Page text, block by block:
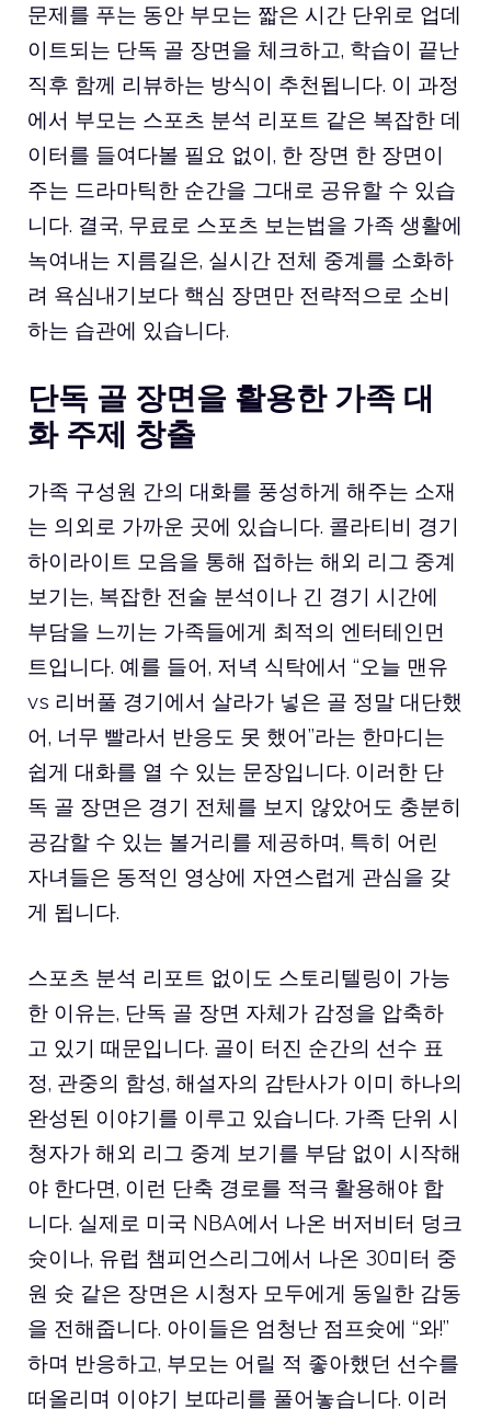
문제를 푸는 동안 부모는 짧은 시간 단위로 업데
이트되는 단독 골 장면을 체크하고, 학습이 끝난
직후 함께 리뷰하는 방식이 추천됩니다. 이 과정
에서 부모는 스포츠 분석 리포트 같은 복잡한 데
이터를 들여다볼 필요 없이, 한 장면 한 장면이
주는 드라마틱한 순간을 그대로 공유할 수 있습
니다. 결국, 무료로 스포츠 보는법을 가족 생활에
녹여내는 지름길은, 실시간 전체 중계를 소화하
려 욕심내기보다 핵심 장면만 전략적으로 소비
하는 습관에 있습니다.
단독 골 장면을 활용한 가족 대
화 주제 창출
가족 구성원 간의 대화를 풍성하게 해주는 소재
는 의외로 가까운 곳에 있습니다. 콜라티비 경기
하이라이트 모음을 통해 접하는 해외 리그 중계
보기는, 복잡한 전술 분석이나 긴 경기 시간에
부담을 느끼는 가족들에게 최적의 엔터테인먼
트입니다. 예를 들어, 저녁 식탁에서 “오늘 맨유
vs 리버풀 경기에서 살라가 넣은 골 정말 대단했
어, 너무 빨라서 반응도 못 했어”라는 한마디는
쉽게 대화를 열 수 있는 문장입니다. 이러한 단
독 골 장면은 경기 전체를 보지 않았어도 충분히
공감할 수 있는 볼거리를 제공하며, 특히 어린
자녀들은 동적인 영상에 자연스럽게 관심을 갖
게 됩니다.
스포츠 분석 리포트 없이도 스토리텔링이 가능
한 이유는, 단독 골 장면 자체가 감정을 압축하
고 있기 때문입니다. 골이 터진 순간의 선수 표
정, 관중의 함성, 해설자의 감탄사가 이미 하나의
완성된 이야기를 이루고 있습니다. 가족 단위 시
청자가 해외 리그 중계 보기를 부담 없이 시작해
야 한다면, 이런 단축 경로를 적극 활용해야 합
니다. 실제로 미국 NBA에서 나온 버저비터 덩크
슛이나, 유럽 챔피언스리그에서 나온 30미터 중
원 슛 같은 장면은 시청자 모두에게 동일한 감동
을 전해줍니다. 아이들은 엄청난 점프슛에 “와!”
하며 반응하고, 부모는 어릴 적 좋아했던 선수를
떠올리며 이야기 보따리를 풀어놓습니다. 이러